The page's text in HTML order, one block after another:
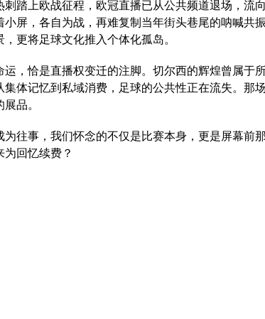
刺踏上欧战征程，欧冠直播已从公共频道退场，流
小屏，各自为战，再难复制当年街头巷尾的呐喊共
，更将足球文化推入个体化孤岛。
运，恰是直播权变迁的注脚。切尔西的辉煌曾属于
集体记忆到私域消费，足球的公共性正在流失。那
品。
为往事，我们怀念的不仅是比赛本身，更是屏幕前
为回忆续费？